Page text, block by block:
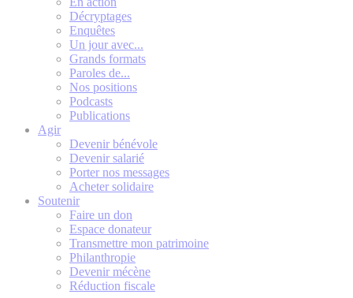
Décryptages
Enquêtes
Un jour avec...
Grands formats
Paroles de...
Nos positions
Podcasts
Publications
Agir
Devenir bénévole
Devenir salarié
Porter nos messages
Acheter solidaire
Soutenir
Faire un don
Espace donateur
Transmettre mon patrimoine
Philanthropie
Devenir mécène
Réduction fiscale